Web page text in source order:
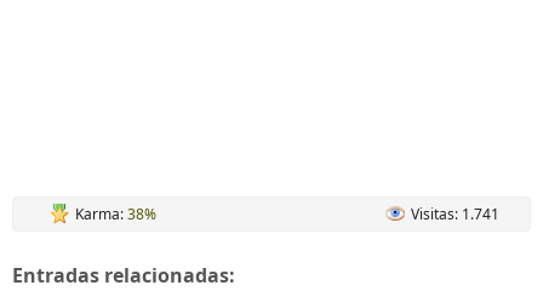
Karma:38% Visitas: 1.741
Entradas relacionadas: